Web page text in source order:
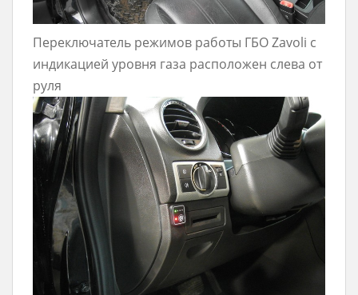
Переключатель режимов работы ГБО Zavoli с
индикацией уровня газа расположен слева от
руля